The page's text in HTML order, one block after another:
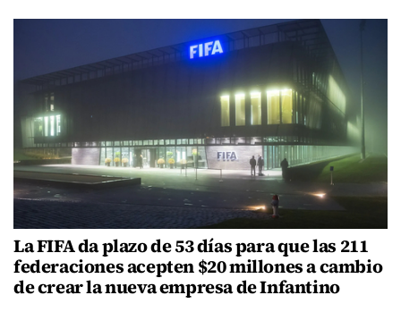
La FIFA da plazo de 53 días para que las 211
federaciones acepten $20 millones a cambio
de crear la nueva empresa de Infantino